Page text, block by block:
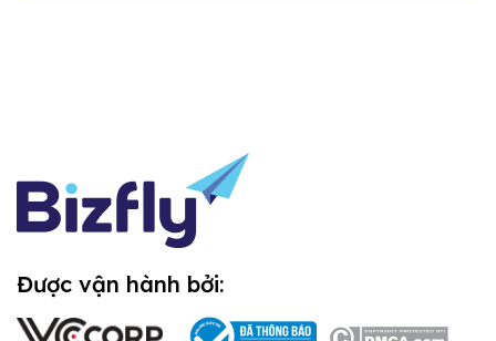
Được vận hành bởi: